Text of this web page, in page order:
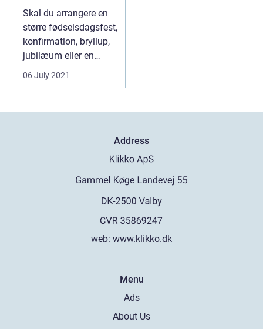
Skal du arrangere en
større fødselsdagsfest,
konfirmation, bryllup,
jubilæum eller en
anden festlig ...
06 July 2021
Address
web: www.klikko.dk
Menu
Ads
About Us